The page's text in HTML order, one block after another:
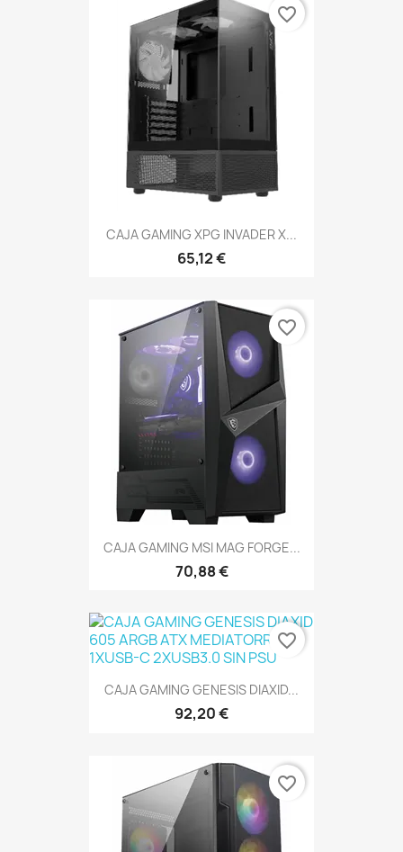
CAJA GAMING XPG INVADER X...
65,12 €
favorite_border
CAJA GAMING MSI MAG FORGE...
70,88 €
favorite_border
CAJA GAMING GENESIS DIAXID...
92,20 €
favorite_border
favorite_border